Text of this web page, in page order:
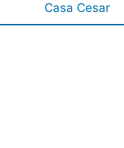
Casa Cesar